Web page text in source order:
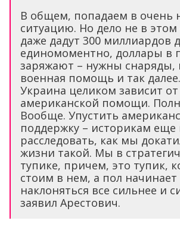
В общем, попадаем в очень
ситуацию. Но дело не в этом
даже дадут 300 миллиардов
единомоментно, доллары в
заряжают – нужны снаряды,
военная помощь и так
Украина целиком зависит от
американской помощи.
Вообще. Упустить
поддержку – историкам еще
расследовать, как мы
жизни такой. Мы в
тупике, причем, это тупик,
стоим в нем, а пол начинает
наклоняться все сильнее и
заявил Арестович.